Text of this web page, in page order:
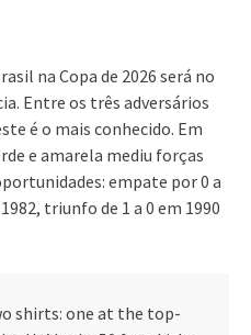
na Copa de 2026 será no
Entre os três adversários
é o mais conhecido. Em
e amarela mediu forças
empate por 0 a
triunfo de 1 a 0 em 1990
shirts: one at the top-